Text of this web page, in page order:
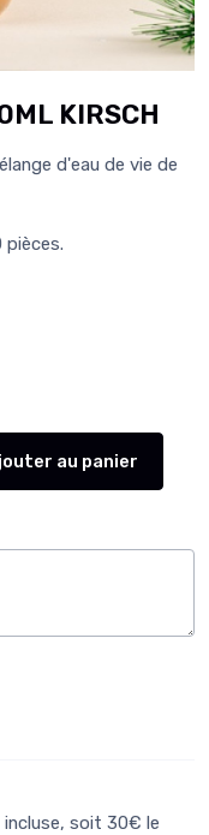
KIRSCH
d'eau de vie de
pièces.
au panier
soit 30€ le